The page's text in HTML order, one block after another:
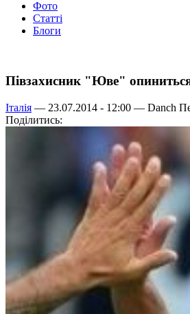
Фото
Статті
Блоги
Півзахисник "Юве"
Італія — 23.07.2014 - 12:00 — Danch
Поділитись: